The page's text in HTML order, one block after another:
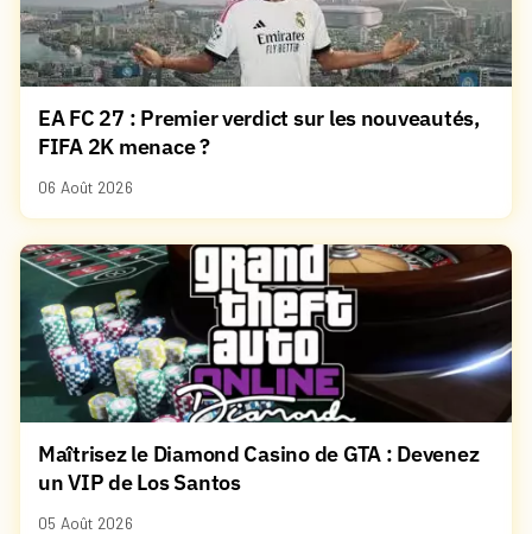
EA FC 27 : Premier verdict sur les nouveautés,
FIFA 2K menace ?
06 Août 2026
Maîtrisez le Diamond Casino de GTA : Devenez
un VIP de Los Santos
05 Août 2026